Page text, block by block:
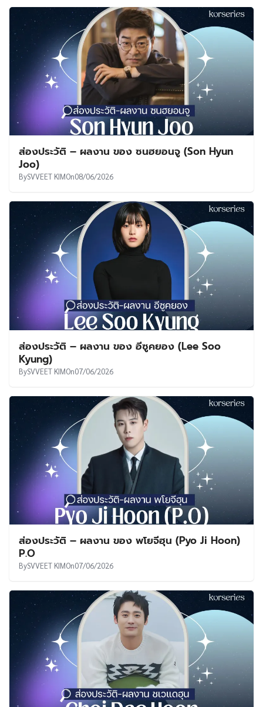
ส่องประวัติ – ผลงาน ของ ซนฮยอนจู (Son Hyun
Joo)
BySVVEET KIMOn08/06/2026
ส่องประวัติ – ผลงาน ของ อีซูคยอง (Lee Soo
Kyung)
BySVVEET KIMOn07/06/2026
ส่องประวัติ – ผลงาน ของ พโยจีฮุน (Pyo Ji Hoon)
P.O
BySVVEET KIMOn07/06/2026